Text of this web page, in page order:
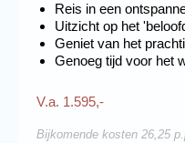
Reis in een
Uitzicht op het
Geniet van het
Genoeg tijd voor het
V.a. 1.595,-
Bijkomende kosten 26,25